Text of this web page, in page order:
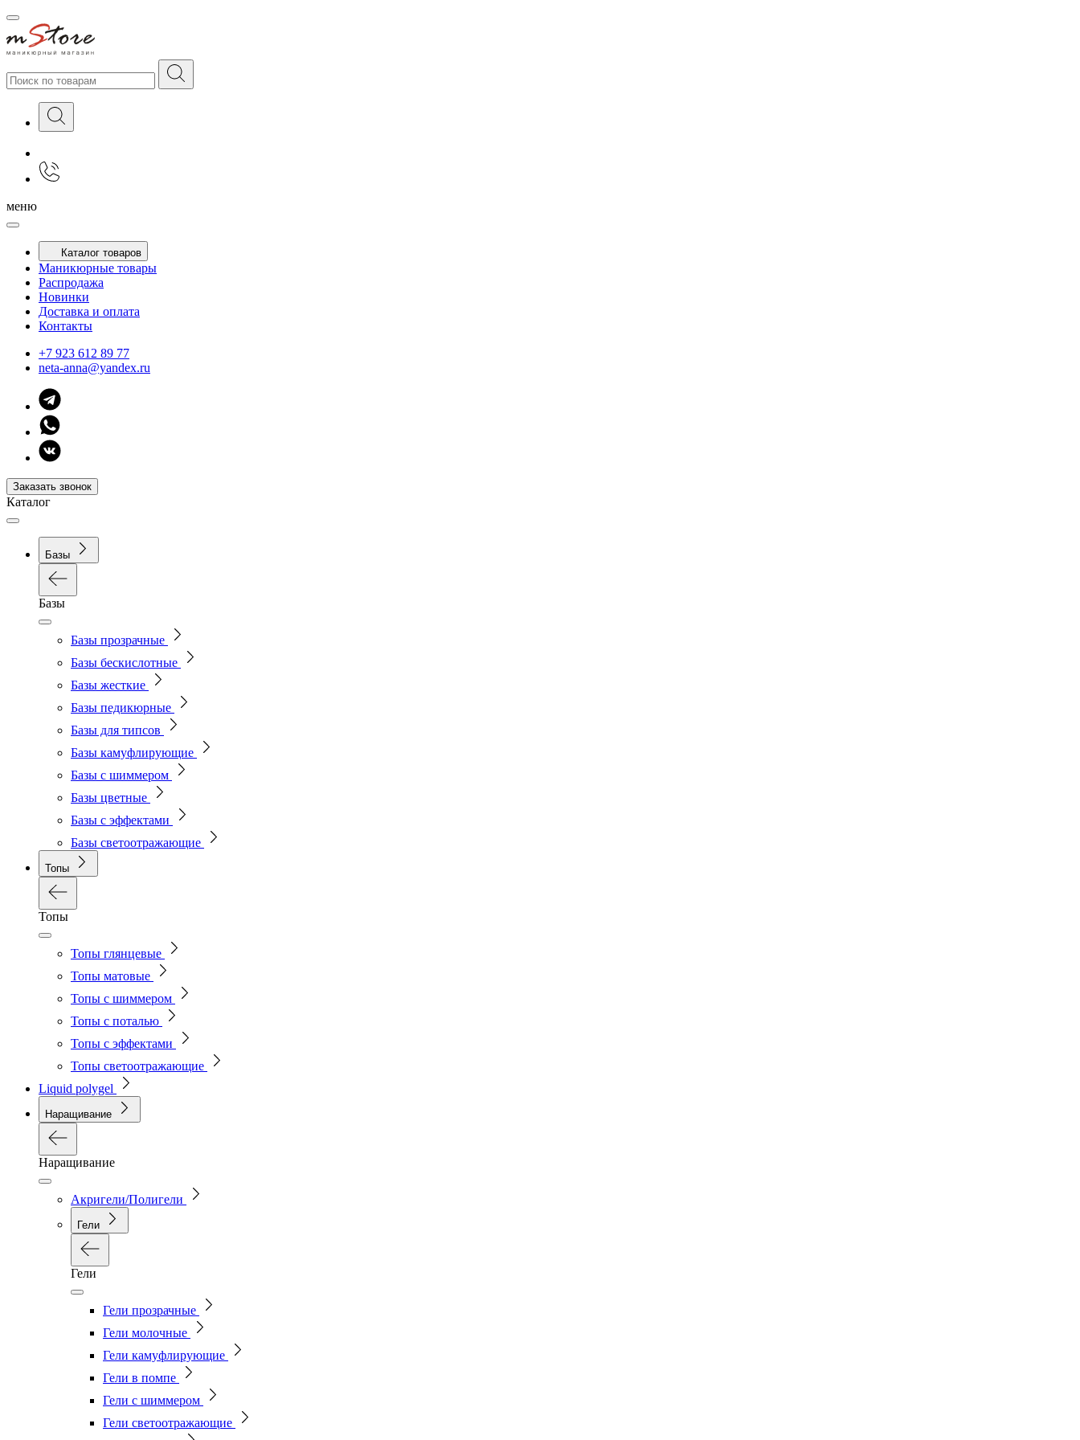
меню
Каталог товаров
Маникюрные товары
Распродажа
Новинки
Доставка и оплата
Контакты
+7 923 612 89 77
neta-anna@yandex.ru
Заказать звонок
Каталог
Базы
Базы
Базы прозрачные
Базы бескислотные
Базы жесткие
Базы педикюрные
Базы для типсов
Базы камуфлирующие
Базы с шиммером
Базы цветные
Базы с эффектами
Базы светоотражающие
Топы
Топы
Топы глянцевые
Топы матовые
Топы с шиммером
Топы с поталью
Топы с эффектами
Топы светоотражающие
Liquid polygel
Наращивание
Наращивание
Акригели/Полигели
Гели
Гели
Гели прозрачные
Гели молочные
Гели камуфлирующие
Гели в помпе
Гели с шиммером
Гели светоотражающие